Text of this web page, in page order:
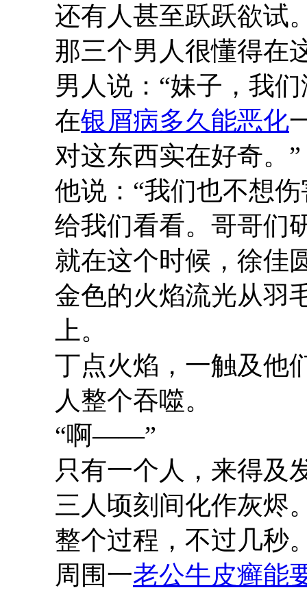
还有人甚至跃跃欲试
那三个男人很懂得在
男人说：“妹子，我
在银屑病多久能恶化
对这东西实在好奇。”
他说：“我们也不想
给我们看看。哥哥们
就在这个时候，徐佳
金色的火焰流光从羽
上。
丁点火焰，一触及他
人整个吞噬。
“啊——”
只有一个人，来得及
三人顷刻间化作灰烬
整个过程，不过几秒
周围一老公牛皮癣能